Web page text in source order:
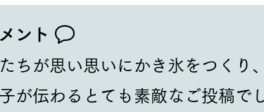
ント
ちが思い思いにかき氷をつくり
が伝わるとても素敵なご投稿で